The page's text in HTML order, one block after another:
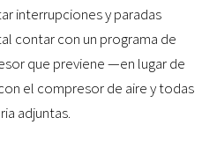
interrupciones y paradas
contar con un programa de
que previene —en lugar de
el compresor de aire y todas
adjuntas.